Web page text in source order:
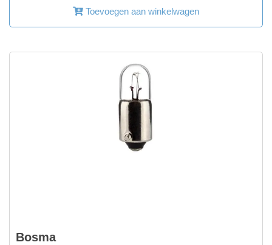
Toevoegen aan winkelwagen
Bosma